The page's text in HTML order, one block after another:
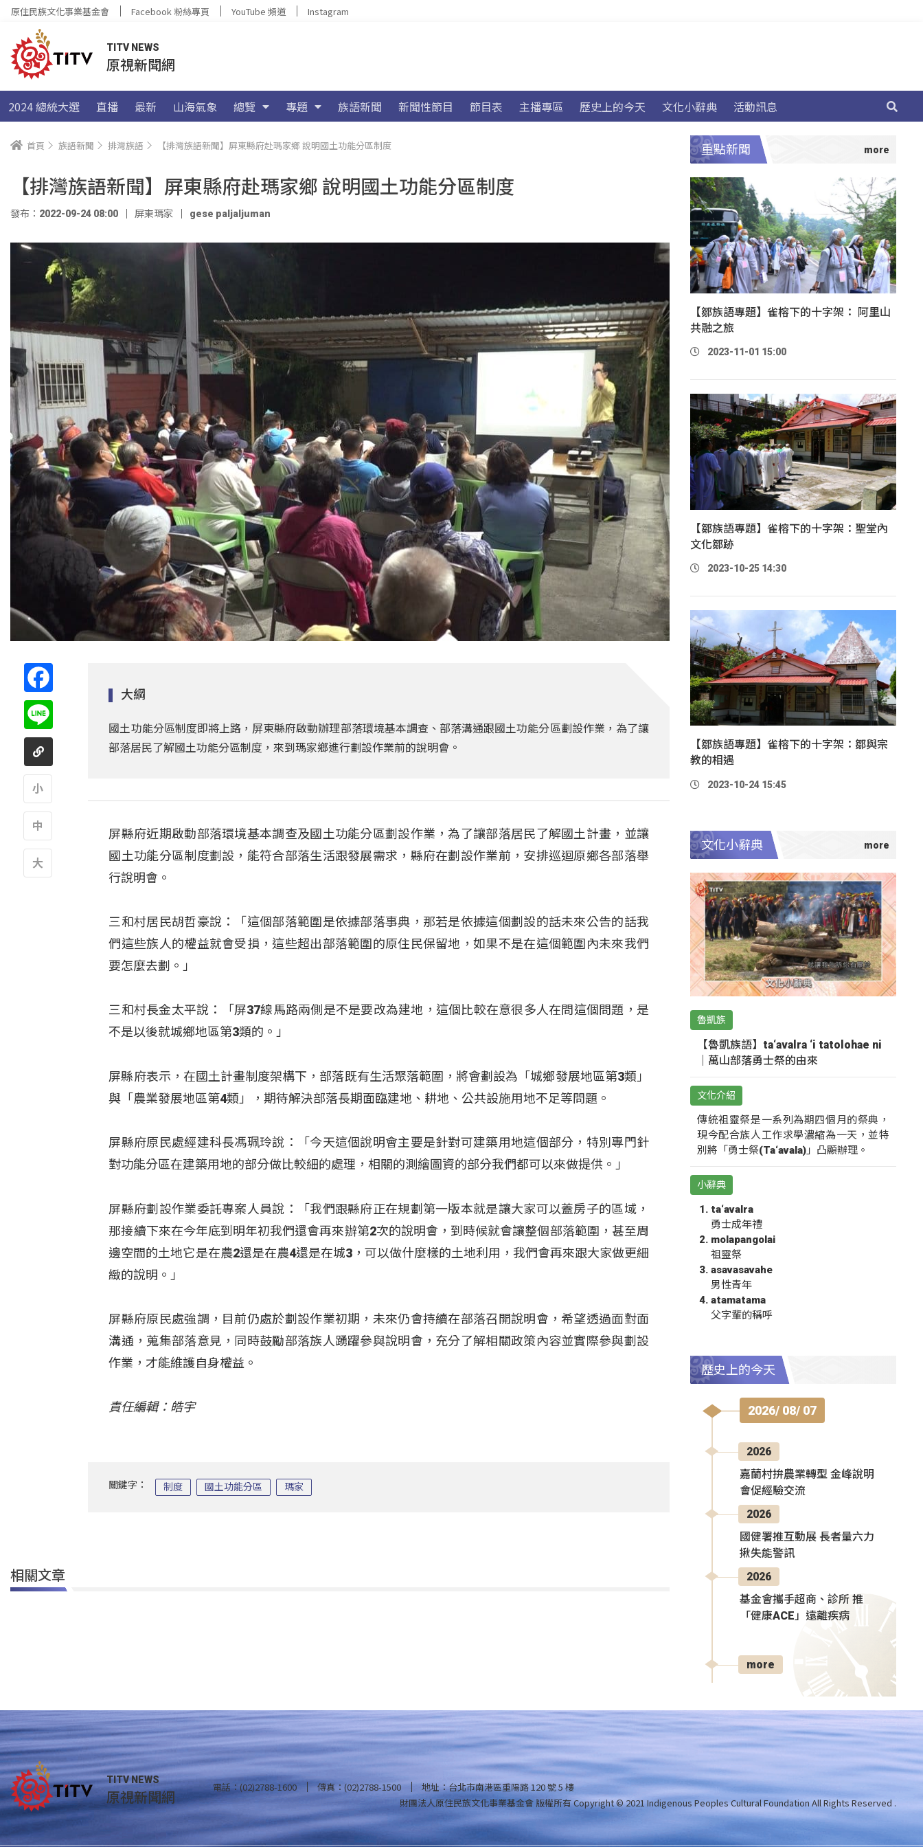
原住民族文化事業基金會 Facebook 粉絲專頁 YouTube 頻道 Instagram
TITV NEWS
原視新聞網
2024 總統大選 直播 最新 山海氣象 總覽 專題 族語新聞 新聞性節目 節目表 主播專區 歷史上的今天 文化小辭典 活動訊息
首頁 族語新聞 排灣族語 【排灣族語新聞】屏東縣府赴瑪家鄉 說明國土功能分區制度
【排灣族語新聞】屏東縣府赴瑪家鄉 說明國土功能分區制度
發布：2022-09-24 08:00 屏東瑪家 gese paljaljuman
大綱
國土功能分區制度即將上路，屏東縣府啟動辦理部落環境基本調查、部落溝通跟國土功能分區劃設作業，為了讓
部落居民了解國土功能分區制度，來到瑪家鄉進行劃設作業前的說明會。
屏縣府近期啟動部落環境基本調查及國土功能分區劃設作業，為了讓部落居民了解國土計畫，並讓
國土功能分區制度劃設，能符合部落生活跟發展需求，縣府在劃設作業前，安排巡迴原鄉各部落舉
行說明會。
三和村居民胡哲豪說：「這個部落範圍是依據部落事典，那若是依據這個劃設的話未來公告的話我
們這些族人的權益就會受損，這些超出部落範圍的原住民保留地，如果不是在這個範圍內未來我們
要怎麼去劃。」
三和村長金太平說：「屏37線馬路兩側是不是要改為建地，這個比較在意很多人在問這個問題，是
不是以後就城鄉地區第3類的。」
屏縣府表示，在國土計畫制度架構下，部落既有生活聚落範圍，將會劃設為「城鄉發展地區第3類」
與「農業發展地區第4類」，期待解決部落長期面臨建地、耕地、公共設施用地不足等問題。
屏縣府原民處經建科長馮珮玲說：「今天這個說明會主要是針對可建築用地這個部分，特別專門針
對功能分區在建築用地的部分做比較細的處理，相關的測繪圖資的部分我們都可以來做提供。」
屏縣府劃設作業委託專案人員說：「我們跟縣府正在規劃第一版本就是讓大家可以蓋房子的區域，
那接續下來在今年底到明年初我們還會再來辦第2次的說明會，到時候就會讓整個部落範圍，甚至周
邊空間的土地它是在農2還是在農4還是在城3，可以做什麼樣的土地利用，我們會再來跟大家做更細
緻的說明。」
屏縣府原民處強調，目前仍處於劃設作業初期，未來仍會持續在部落召開說明會，希望透過面對面
溝通，蒐集部落意見，同時鼓勵部落族人踴躍參與說明會，充分了解相關政策內容並實際參與劃設
作業，才能維護自身權益。
責任編輯：皓宇
關鍵字： 制度 國土功能分區 瑪家
相關文章
重點新聞
【鄒族語專題】雀榕下的十字架： 阿里山
共融之旅
2023-11-01 15:00
【鄒族語專題】雀榕下的十字架：聖堂內
文化鄒跡
2023-10-25 14:30
【鄒族語專題】雀榕下的十字架：鄒與宗
教的相遇
2023-10-24 15:45
文化小辭典
魯凱族
【魯凱族語】ta‘avalra ‘i tatolohae ni
｜萬山部落勇士祭的由來
文化介紹
傳統祖靈祭是一系列為期四個月的祭典，
現今配合族人工作求學濃縮為一天，並特
別將「勇士祭(Ta‘avala)」凸顯辦理。
小辭典
ta‘avalra
勇士成年禮
molapangolai
祖靈祭
asavasavahe
男性青年
atamatama
父字輩的稱呼
歷史上的今天
2026/ 08/ 07
2026
嘉蘭村拚農業轉型 金峰說明
會促經驗交流
2026
國健署推互動展 長者量六力
揪失能警訊
2026
基金會攜手超商、診所 推
「健康ACE」遠離疾病
more
TITV NEWS
原視新聞網 電話：(02)2788-1600 傳真：(02)2788-1500
地址：台北市南港區重陽路 120 號 5 樓
財團法人原住民族文化事業基金會 版權所有Copyright © 2021 Indigenous Peoples Cultural Foundation All Rights Reserved .